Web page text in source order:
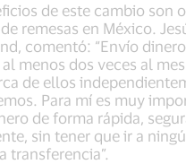
de este cambio son
remesas en México.
comentó: “Envío
menos dos veces al
de ellos
Para mí es muy
de forma rápida,
sin tener que ir a
transferencia”.